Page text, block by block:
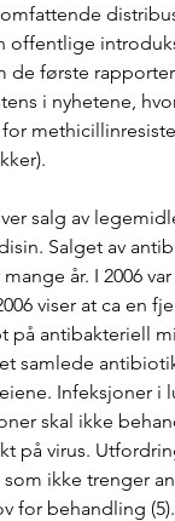
offentlige
de første
i nyhetene,
for
salg av
Salget av
år. I 2006
viser at ca en
på antibakteriell
samlede
Infeksjoner i
skal ikke
på virus.
ikke trenger
for behandling